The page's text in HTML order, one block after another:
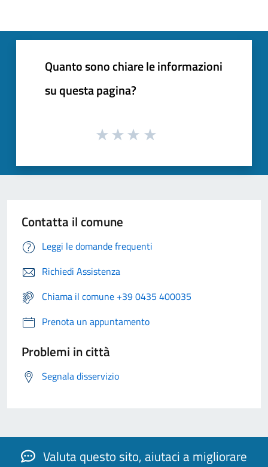
Quanto sono chiare le informazioni
su questa pagina?
Contatta il comune
Leggi le domande frequenti
Richiedi Assistenza
Chiama il comune +39 0435 400035
Prenota un appuntamento
Problemi in città
Segnala disservizio
Valuta questo sito, aiutaci a migliorare